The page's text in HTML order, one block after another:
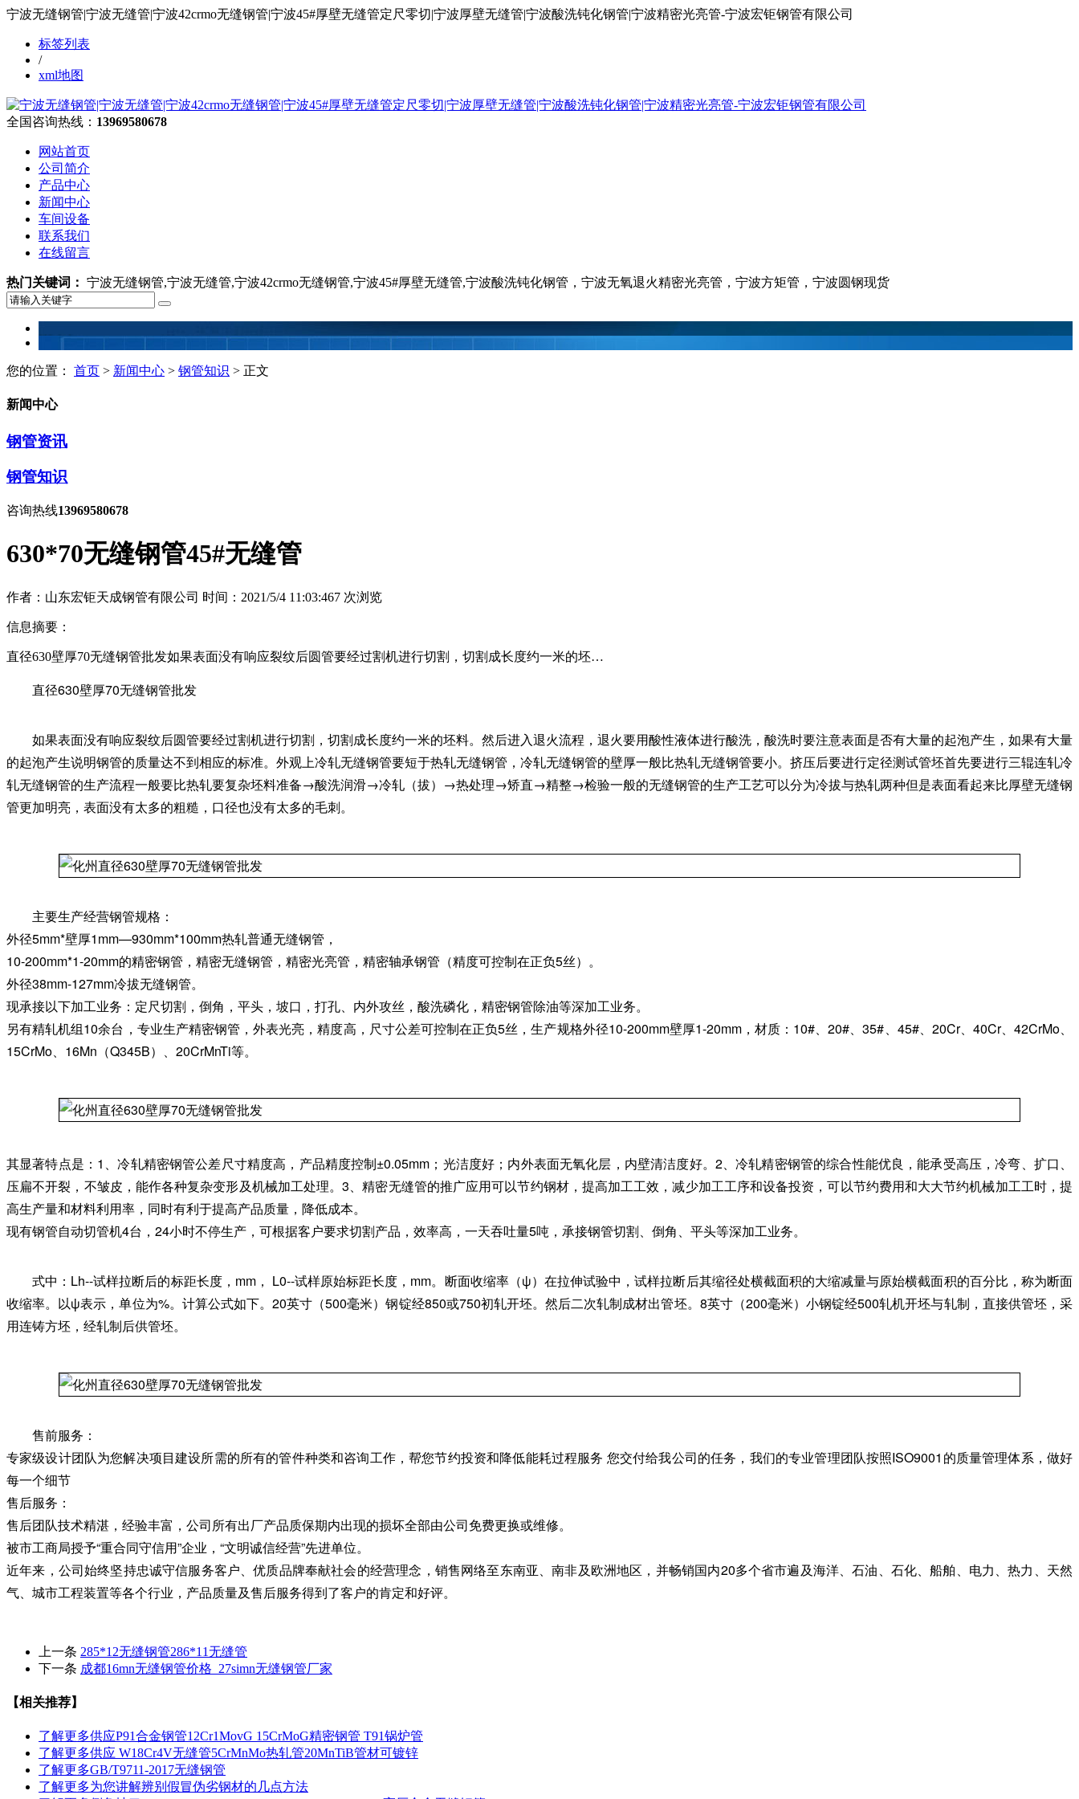
宁波无缝钢管|宁波无缝管|宁波42crmo无缝钢管|宁波45#厚壁无缝管定尺零切|宁波厚壁无缝管|宁波酸洗钝化钢管|宁波精密光亮管-宁波宏钜钢管有限公司
标签列表
/
xml地图
全国咨询热线： 13969580678
网站首页
公司简介
产品中心
新闻中心
车间设备
联系我们
在线留言
热门关键词： 宁波无缝钢管,宁波无缝管,宁波42crmo无缝钢管,宁波45#厚壁无缝管,宁波酸洗钝化钢管，宁波无氧退火精密光亮管，宁波方矩管，宁波圆钢现货
您的位置： 首页 > 新闻中心 > 钢管知识 > 正文
新闻中心
钢管资讯
钢管知识
咨询热线13969580678
630*70无缝钢管45#无缝管
作者：山东宏钜天成钢管有限公司 时间：2021/5/4 11:03:467 次浏览
信息摘要：
直径630壁厚70无缝钢管批发如果表面没有响应裂纹后圆管要经过割机进行切割，切割成长度约一米的坯…
直径630壁厚70无缝钢管批发
如果表面没有响应裂纹后圆管要经过割机进行切割，切割成长度约一米的坯料。然后进入退火流程，退火要用酸性液体进行酸洗，酸洗时要注意表面是否有大量的起泡产生，如果有大量
的起泡产生说明钢管的质量达不到相应的标准。外观上冷轧无缝钢管要短于热轧无缝钢管，冷轧无缝钢管的壁厚一般比热轧无缝钢管要小。挤压后要进行定径测试管坯首先要进行三辊连轧冷
轧无缝钢管的生产流程一般要比热轧要复杂坯料准备→酸洗润滑→冷轧（拔）→热处理→矫直→精整→检验一般的无缝钢管的生产工艺可以分为冷拔与热轧两种但是表面看起来比厚壁无缝钢
管更加明亮，表面没有太多的粗糙，口径也没有太多的毛刺。
主要生产经营钢管规格：
外径5mm*壁厚1mm—930mm*100mm热轧普通无缝钢管，
10-200mm*1-20mm的精密钢管，精密无缝钢管，精密光亮管，精密轴承钢管（精度可控制在正负5丝）。
外径38mm-127mm冷拔无缝钢管。
现承接以下加工业务：定尺切割，倒角，平头，坡口，打孔、内外攻丝，酸洗磷化，精密钢管除油等深加工业务。
另有精轧机组10余台，专业生产精密钢管，外表光亮，精度高，尺寸公差可控制在正负5丝，生产规格外径10-200mm壁厚1-20mm，材质：10#、20#、35#、45#、20Cr、40Cr、42CrMo、
15CrMo、16Mn（Q345B）、20CrMnTi等。
其显著特点是：1、冷轧精密钢管公差尺寸精度高，产品精度控制±0.05mm；光洁度好；内外表面无氧化层，内壁清洁度好。2、冷轧精密钢管的综合性能优良，能承受高压，冷弯、扩口、
压扁不开裂，不皱皮，能作各种复杂变形及机械加工处理。3、精密无缝管的推广应用可以节约钢材，提高加工工效，减少加工工序和设备投资，可以节约费用和大大节约机械加工工时，提
高生产量和材料利用率，同时有利于提高产品质量，降低成本。
现有钢管自动切管机4台，24小时不停生产，可根据客户要求切割产品，效率高，一天吞吐量5吨，承接钢管切割、倒角、平头等深加工业务。
式中：Lh--试样拉断后的标距长度，mm， L0--试样原始标距长度，mm。断面收缩率（ψ）在拉伸试验中，试样拉断后其缩径处横截面积的大缩减量与原始横截面积的百分比，称为断面
收缩率。以ψ表示，单位为%。计算公式如下。20英寸（500毫米）钢锭经850或750初轧开坯。然后二次轧制成材出管坯。8英寸（200毫米）小钢锭经500轧机开坯与轧制，直接供管坯，采
用连铸方坯，经轧制后供管坯。
售前服务：
专家级设计团队为您解决项目建设所需的所有的管件种类和咨询工作，帮您节约投资和降低能耗过程服务 您交付给我公司的任务，我们的专业管理团队按照ISO9001的质量管理体系，做好
每一个细节
售后服务：
售后团队技术精湛，经验丰富，公司所有出厂产品质保期内出现的损坏全部由公司免费更换或维修。
被市工商局授予“重合同守信用”企业，“文明诚信经营”先进单位。
近年来，公司始终坚持忠诚守信服务客户、优质品牌奉献社会的经营理念，销售网络至东南亚、南非及欧洲地区，并畅销国内20多个省市遍及海洋、石油、石化、船舶、电力、热力、天然
气、城市工程装置等各个行业，产品质量及售后服务得到了客户的肯定和好评。
上一条 285*12无缝钢管286*11无缝管
下一条 成都16mn无缝钢管价格_27simn无缝钢管厂家
【相关推荐】
了解更多供应P91合金钢管12Cr1MovG 15CrMoG精密钢管 T91锅炉管
了解更多供应 W18Cr4V无缝管5CrMnMo热轧管20MnTiB管材可镀锌
了解更多GB/T9711-2017无缝钢管
了解更多为您讲解辨别假冒伪劣钢材的几点方法